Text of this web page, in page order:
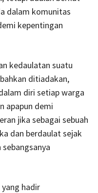
dalam komunitas
kepentingan
kedaulatan suatu
ditiadakan,
diri setiap warga
apapun demi
jika sebagai sebuah
dan berdaulat sejak
hadir